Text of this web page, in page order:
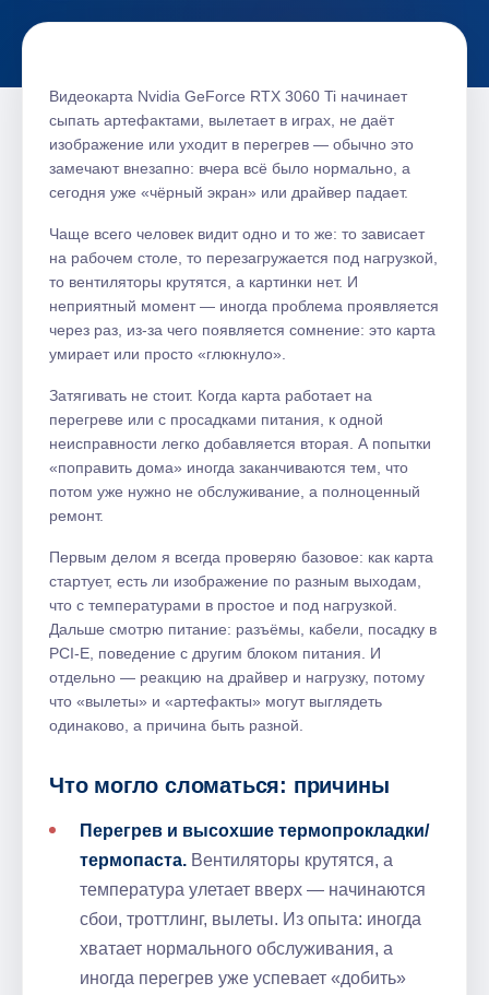
Видеокарта Nvidia GeForce RTX 3060 Ti начинает
сыпать артефактами, вылетает в играх, не даёт
изображение или уходит в перегрев — обычно это
замечают внезапно: вчера всё было нормально, а
сегодня уже «чёрный экран» или драйвер падает.
Чаще всего человек видит одно и то же: то зависает
на рабочем столе, то перезагружается под нагрузкой,
то вентиляторы крутятся, а картинки нет. И
неприятный момент — иногда проблема проявляется
через раз, из‑за чего появляется сомнение: это карта
умирает или просто «глюкнуло».
Затягивать не стоит. Когда карта работает на
перегреве или с просадками питания, к одной
неисправности легко добавляется вторая. А попытки
«поправить дома» иногда заканчиваются тем, что
потом уже нужно не обслуживание, а полноценный
ремонт.
Первым делом я всегда проверяю базовое: как карта
стартует, есть ли изображение по разным выходам,
что с температурами в простое и под нагрузкой.
Дальше смотрю питание: разъёмы, кабели, посадку в
PCI‑E, поведение с другим блоком питания. И
отдельно — реакцию на драйвер и нагрузку, потому
что «вылеты» и «артефакты» могут выглядеть
одинаково, а причина быть разной.
Что могло сломаться: причины
Перегрев и высохшие термопрокладки/
термопаста. Вентиляторы крутятся, а
температура улетает вверх — начинаются
сбои, троттлинг, вылеты. Из опыта: иногда
хватает нормального обслуживания, а
иногда перегрев уже успевает «добить»